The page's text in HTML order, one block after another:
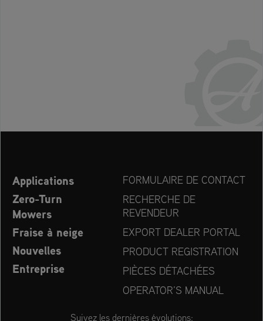
Applications
Zero-Turn
Mowers
Fraise à neige
Nouvelles
Entreprise
FORMULAIRE DE CONTACT
RECHERCHE DE
REVENDEUR
EXPORT DEALER PORTAL
PRODUCT REGISTRATION
PIÈCES DÉTACHÉES
OPERATOR’S MANUAL
Suivez les dernières évolutions: